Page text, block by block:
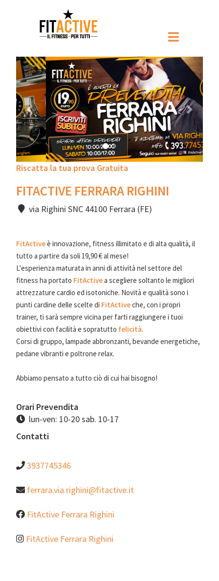
Prec Pross
Riscatta la tua prova Gratuita
FITACTIVE FERRARA RIGHINI
via Righini SNC 44100 Ferrara (FE)
FitActiveè innovazione, fitness illimitato e di alta qualità, il
tutto a partire da soli 19,90 € al mese!
L'esperienza maturata in anni di attività nel settore del
fitness ha portato FitActivea scegliere soltanto le migliori
attrezzature cardio ed isotoniche. Novità e qualità sono i
punti cardine delle scelte di FitActiveche, con i propri
trainer, ti sarà sempre vicina per farti raggiungere i tuoi
obiettivi con facilità e sopratutto felicità.
Corsi di gruppo, lampade abbronzanti, bevande energetiche,
pedane vibranti e poltrone relax.
Abbiamo pensato a tutto ciò di cui hai bisogno!
Orari Prevendita
lun-ven: 10-20 sab. 10-17
Contatti
3937745346
ferrara.via.righini@fitactive.it
FitActive Ferrara Righini
FitActive Ferrara Righini